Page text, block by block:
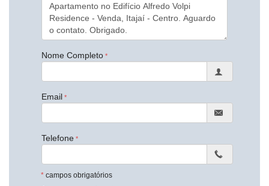
Sala de Estar
Sala de Jantar
Cozinha Americana
Espaço Gourmet
Lavabo
Características do Empreendimento
Gerador
Sala de Jogos
Espaço Gourmet
Espaço Fitness
Brinquedoteca
Nome Completo
Email
Telefone
* campos obrigatórios